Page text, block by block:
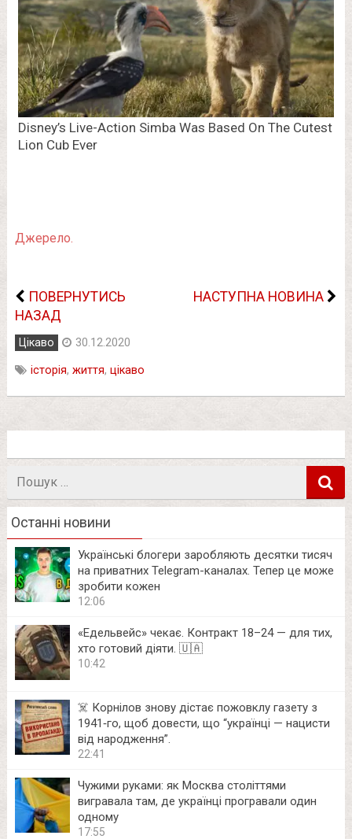
Джерело.
ПОВЕРНУТИСЬ
НАЗАД
НАСТУПНА НОВИНА
Цікаво 30.12.2020
історія, життя, цікаво
Пошук
Останні новини
Українські блогери заробляють десятки тисяч
на приватних Telegram-каналах. Тепер це може
зробити кожен
12:06
«Едельвейс» чекає. Контракт 18–24 — для тих,
хто готовий діяти. 🇺🇦
10:42
☠️ Корнілов знову дістає пожовклу газету з
1941‑го, щоб довести, що “українці — нацисти
від народження”.
22:41
Чужими руками: як Москва століттями
вигравала там, де українці програвали один
одному
17:55